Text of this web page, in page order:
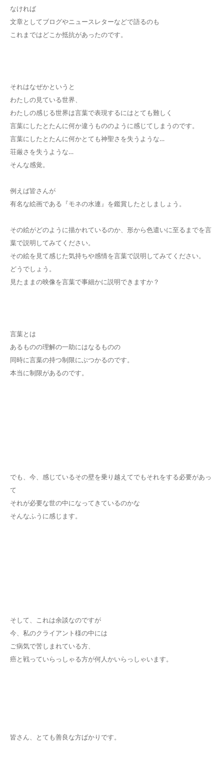
なければ
文章としてブログやニュースレターなどで語るのも
これまではどこか抵抗があったのです。
それはなぜかというと
わたしの見ている世界、
わたしの感じる世界は言葉で表現するにはとても難しく
言葉にしたとたんに何か違うもののように感じてしまうのです。
言葉にしたとたんに何かとても神聖さを失うような…
荘厳さを失うような…
そんな感覚。
例えば皆さんが
有名な絵画である『モネの水連』を鑑賞したとしましょう。
その絵がどのように描かれているのか、形から色遣いに至るまでを言
葉で説明してみてください。
その絵を見て感じた気持ちや感情を言葉で説明してみてください。
どうでしょう。
見たままの映像を言葉で事細かに説明できますか？
言葉とは
あるものの理解の一助にはなるものの
同時に言葉の持つ制限にぶつかるのです。
本当に制限があるのです。
でも、今、感じているその壁を乗り越えてでもそれをする必要があっ
て
それが必要な世の中になってきているのかな
そんなふうに感じます。
そして、これは余談なのですが
今、私のクライアント様の中には
ご病気で苦しまれている方、
癌と戦っていらっしゃる方が何人かいらっしゃいます。
皆さん、とても善良な方ばかりです。